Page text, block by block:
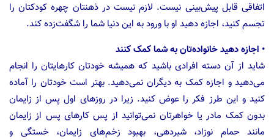
اتفاقی قابل پیش‌بینی نیست. لازم نیست در ذهنتان چهره کودکتان را
تجسم کنید، اجازه دهید او با ورود به این دنیا شما را شگفت‌زده کند.
• اجازه دهید خانواده‌تان به شما کمک کنند
شاید از آن دسته افرادی باشید که همیشه خودتان کارهایتان را انجام
می‌دهید و اجازه کمک به دیگران نمی‌دهید. بهتر است خودتان را آماده
کنید و این طرز فکر را عوض کنید. زیرا در روزهای اول پس از زایمان
بدون کمک مادر یا خواهرتان نمی‌توانید از پس کارهای پس از زایمان
مانند حمام نوزاد، شیردهی، بهبود زخم‌های زایمان، خستگی و